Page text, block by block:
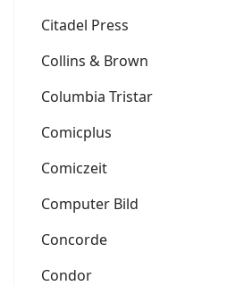
Citadel Press
Collins & Brown
Columbia Tristar
Comicplus
Comiczeit
Computer Bild
Concorde
Condor